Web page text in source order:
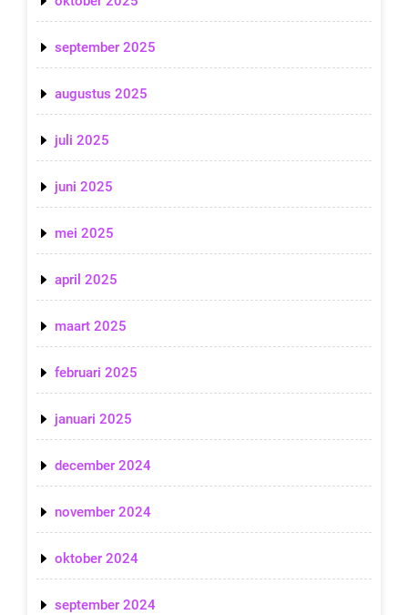
september 2025
augustus 2025
juli 2025
juni 2025
mei 2025
april 2025
maart 2025
februari 2025
januari 2025
december 2024
november 2024
oktober 2024
september 2024